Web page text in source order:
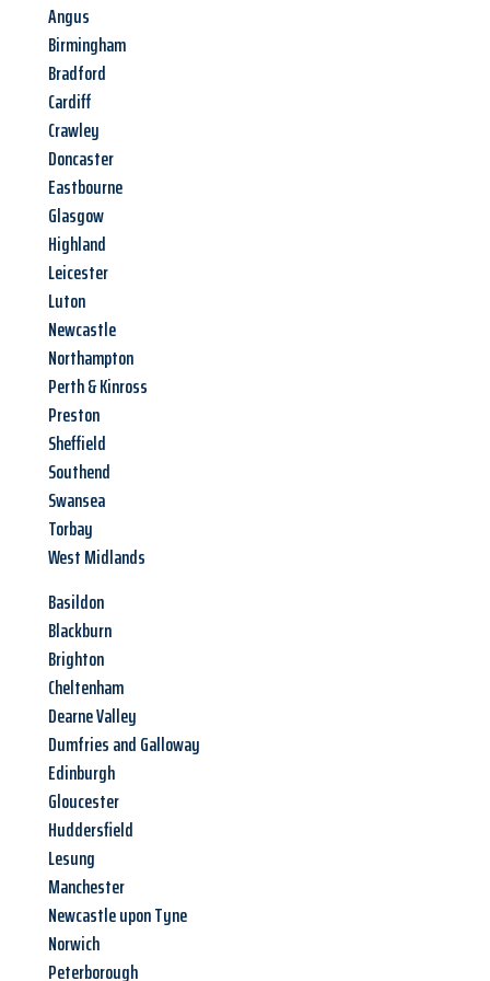
Angus
Birmingham
Bradford
Cardiff
Crawley
Doncaster
Eastbourne
Glasgow
Highland
Leicester
Luton
Newcastle
Northampton
Perth & Kinross
Preston
Sheffield
Southend
Swansea
Torbay
West Midlands
Basildon
Blackburn
Brighton
Cheltenham
Dearne Valley
Dumfries and Galloway
Edinburgh
Gloucester
Huddersfield
Lesung
Manchester
Newcastle upon Tyne
Norwich
Peterborough